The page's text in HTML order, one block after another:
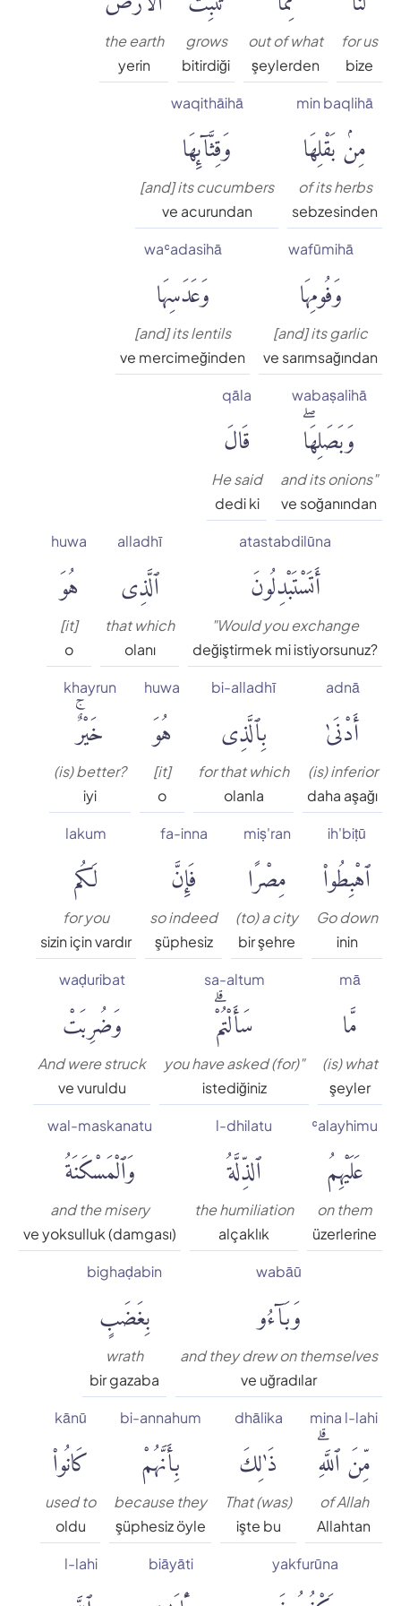
for us
bize
out of what
şeylerden
grows
bitirdiği
the earth
yerin
min baqlihā
مِنۢ بَقْلِهَا
of its herbs
sebzesinden
waqithāihā
وَقِثَّآئِهَا
[and] its cucumbers
ve acurundan
wafūmihā
وَفُومِهَا
[and] its garlic
ve sarımsağından
waʿadasihā
وَعَدَسِهَا
[and] its lentils
ve mercimeğinden
wabaṣalihā
وَبَصَلِهَاۖ
and its onions"
ve soğanından
qāla
قَالَ
He said
dedi ki
atastabdilūna
أَتَسْتَبْدِلُونَ
"Would you exchange
değiştirmek mi istiyorsunuz?
alladhī
ٱلَّذِى
that which
olanı
huwa
هُوَ
[it]
o
adnā
أَدْنَىٰ
(is) inferior
daha aşağı
bi-alladhī
بِٱلَّذِى
for that which
olanla
huwa
هُوَ
[it]
o
khayrun
خَيْرٌۚ
(is) better?
iyi
ih'biṭū
ٱهْبِطُوا۟
Go down
inin
miṣ'ran
مِصْرًا
(to) a city
bir şehre
fa-inna
فَإِنَّ
so indeed
şüphesiz
lakum
لَكُم
for you
sizin için vardır
mā
مَّا
(is) what
şeyler
sa-altum
سَأَلْتُمْۗ
you have asked (for)"
istediğiniz
waḍuribat
وَضُرِبَتْ
And were struck
ve vuruldu
ʿalayhimu
عَلَيْهِمُ
on them
üzerlerine
l-dhilatu
ٱلذِّلَّةُ
the humiliation
alçaklık
wal-maskanatu
وَٱلْمَسْكَنَةُ
and the misery
ve yoksulluk (damgası)
wabāū
وَبَآءُو
and they drew on themselves
ve uğradılar
bighaḍabin
بِغَضَبٍ
wrath
bir gazaba
mina l-lahi
مِّنَ ٱللَّهِۗ
of Allah
Allahtan
dhālika
ذَٰلِكَ
That (was)
işte bu
bi-annahum
بِأَنَّهُمْ
because they
şüphesiz öyle
kānū
كَانُوا۟
used to
oldu
yakfurūna
biāyāti
l-lahi